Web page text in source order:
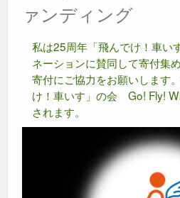
ァンディング
私は25周年「飛んでけ！車い
ネーションに賛同して寄付集
寄付にご協力をお願いします
け！車いす」の会 Go! Fly!
されます。